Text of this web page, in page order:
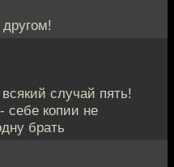
случай пять!
себе копии не
брать